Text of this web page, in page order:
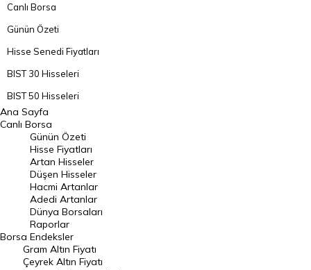
Canlı Borsa
Günün Özeti
Hisse Senedi Fiyatları
BIST 30 Hisseleri
BIST 50 Hisseleri
BIST 100 Hisseleri
En Çok Artan Hisseler
En Çok Düşen Hisseler
Hacmi Artanlar
Geçmiş Kapanışlar
Dünya Borsaları
Raporlar
Ana Sayfa
Canlı Borsa
Borsa
Günün Özeti
Hisse Fiyatları
Artan Hisseler
Düşen Hisseler
Hacmi Artanlar
Adedi Artanlar
Dünya Borsaları
Raporlar
Endeksler
Gram Altın Fiyatı
Çeyrek Altın Fiyatı